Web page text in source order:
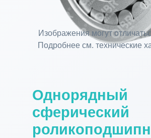
Изображения могут
Подробнее см. технические
Однорядный
сферический